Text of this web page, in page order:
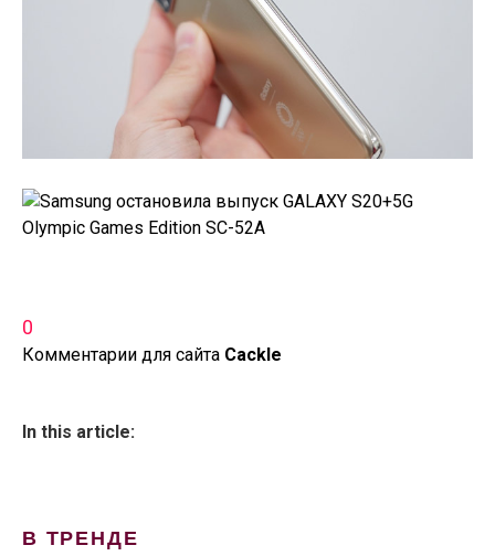
0
Комментарии для сайта Cackl e
In this article:
В ТРЕНДЕ